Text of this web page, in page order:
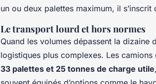
un ou deux palettes maximum, il
Le transport lourd et hors normes
Quand les volumes dépassent la
logistiques plus complexes. Les
33 palettes et 25 tonnes de charge utile